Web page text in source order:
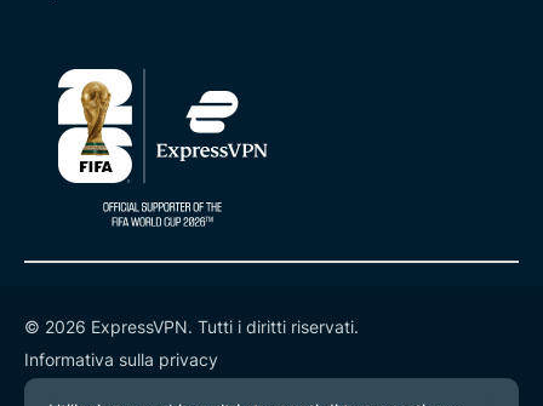
© 2026 ExpressVPN. Tutti i diritti riservati.
Informativa sulla privacy
Termini di servizio